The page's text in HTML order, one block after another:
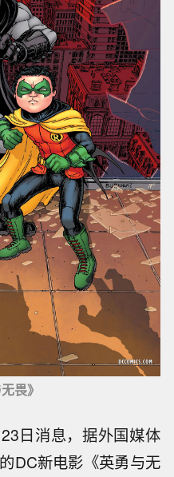
畏》
日消息，据外国媒体
DC新电影《英勇与无